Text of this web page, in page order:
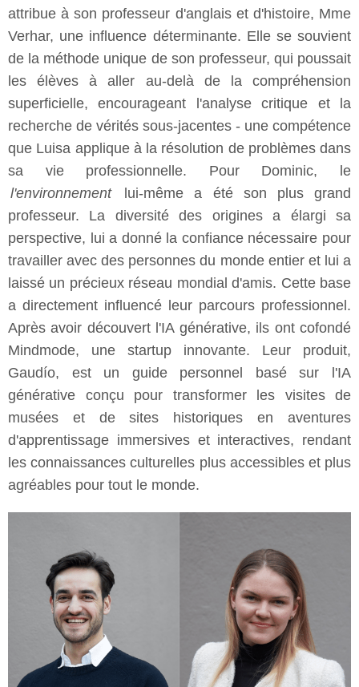
attribue à son professeur d'anglais et d'histoire, Mme
Verhar, une influence déterminante. Elle se souvient
de la méthode unique de son professeur, qui poussait
les élèves à aller au-delà de la compréhension
superficielle, encourageant l'analyse critique et la
recherche de vérités sous-jacentes - une compétence
que Luisa applique à la résolution de problèmes dans
sa vie professionnelle. Pour Dominic, le
l'environnement
lui-même a été son plus grand
professeur. La diversité des origines a élargi sa
perspective, lui a donné la confiance nécessaire pour
travailler avec des personnes du monde entier et lui a
laissé un précieux réseau mondial d'amis. Cette base
a directement influencé leur parcours professionnel.
Après avoir découvert l'IA générative, ils ont cofondé
Mindmode, une startup innovante. Leur produit,
Gaudío, est un guide personnel basé sur l'IA
générative conçu pour transformer les visites de
musées et de sites historiques en aventures
d'apprentissage immersives et interactives, rendant
les connaissances culturelles plus accessibles et plus
agréables pour tout le monde.